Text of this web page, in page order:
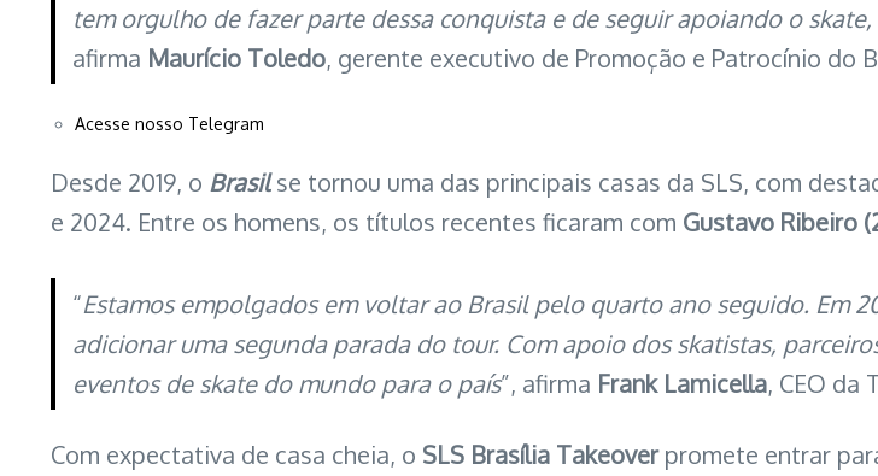
tem orgulho de fazer parte dessa conquista e de seguir apoiando o
afirma Maurício Toledo, gerente executivo de Promoção e Patrocínio do
Acesse nosso Telegram
Desde 2019, o Brasilse tornou uma das principais casas da SLS, com
e 2024. Entre os homens, os títulos recentes ficaram com Gustavo Ribeiro
“Estamos empolgados em voltar ao Brasil pelo quarto ano seguido. Em
adicionar uma segunda parada do tour. Com apoio dos skatistas,
eventos de skate do mundo para o país”, afirma Frank Lamicella, CEO da
Com expectativa de casa cheia, o SLS Brasília Takeoverpromete entrar